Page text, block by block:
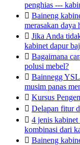
penghias ---
 Baineng
merasakan daya
 Jika Anda
kabinet dapur
 Bagaimana
polusi mebel?
 Bainnegg
musim panas
 Kursus
 Delapan fitur
 4 jenis
kombinasi dari
 Baineng